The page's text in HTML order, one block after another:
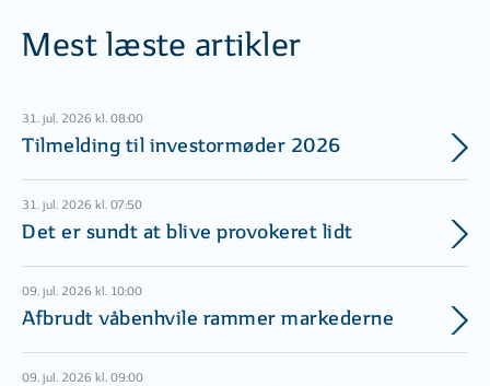
Mest læste artikler
31. jul. 2026 kl. 08:00
Tilmelding til investormøder 2026
31. jul. 2026 kl. 07:50
Det er sundt at blive provokeret lidt
09. jul. 2026 kl. 10:00
Afbrudt våbenhvile rammer markederne
09. jul. 2026 kl. 09:00